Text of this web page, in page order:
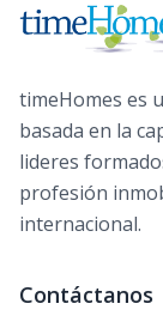
timeHomes es
basada en la
lideres
profesión
internacional.
Contáctanos